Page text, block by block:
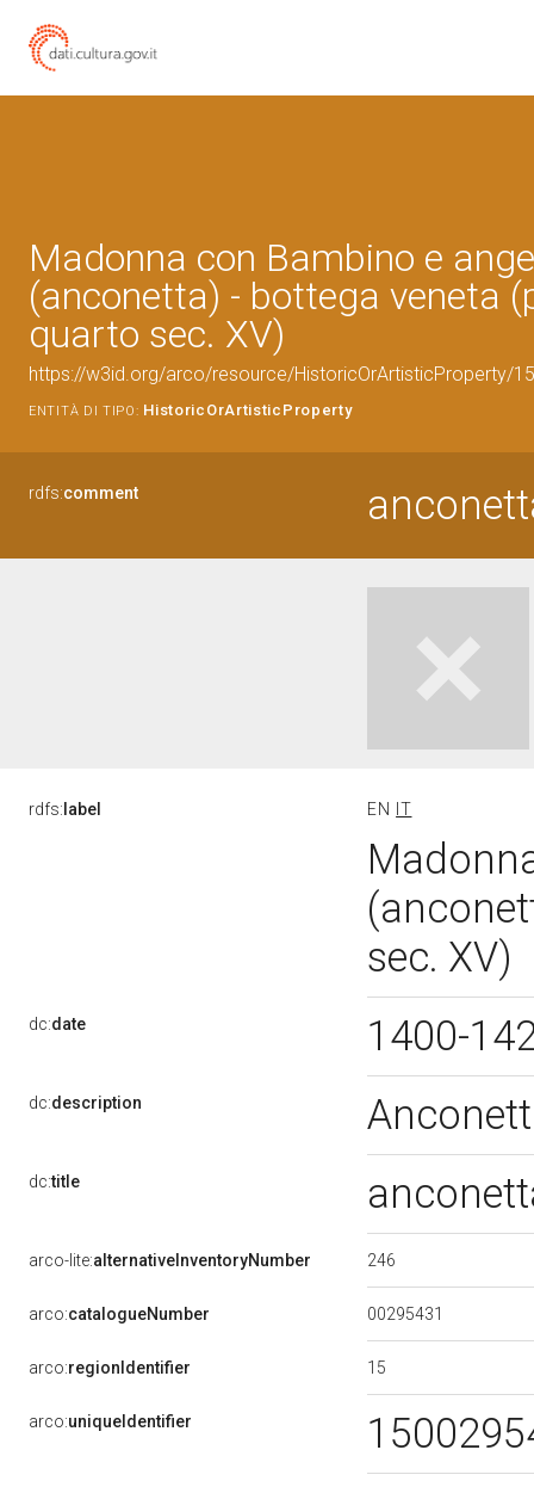
Madonna con Bambino e
(anconetta) - bottega veneta
quarto sec. XV)
https://w3id.org/arco/resource/HistoricOrArtisticProperty/
ENTITÀ DI TIPO: HistoricOrArtisticProperty
rdfs:comment
rdfs: label EN IT
sec. XV)
dc:date 1400-
dc:description
dc:title
arco-lite:alternativeInventoryNumber 246
arco:catalogueNumber 00295431
arco:regionIdentifier 15
arco:uniqueIdentifier